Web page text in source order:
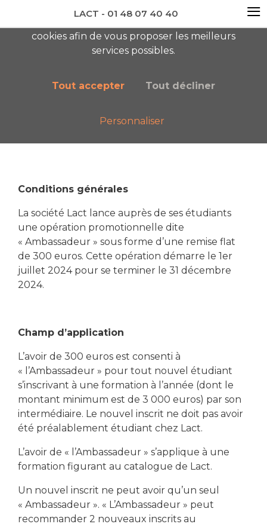
newsletter AC
Conditions générales
La société Lact lance auprès de ses étudiants
une opération promotionnelle dite
« Ambassadeur » sous forme d’une remise flat
de 300 euros. Cette opération démarre le 1er
juillet 2024 pour se terminer le 31 décembre
2024.
Champ d’application
L’avoir de 300 euros est consenti à
« l’Ambassadeur » pour tout nouvel étudiant
s’inscrivant à une formation à l’année (dont le
montant minimum est de 3 000 euros) par son
intermédiaire. Le nouvel inscrit ne doit pas avoir
été préalablement étudiant chez Lact.
L’avoir de « l’Ambassadeur » s’applique à une
formation figurant au catalogue de Lact.
Un nouvel inscrit ne peut avoir qu’un seul
« Ambassadeur ». « L’Ambassadeur » peut
recommander 2 nouveaux inscrits au
cookies afin de vous proposer les meilleurs
services possibles.
Tout accepter Tout décliner
Personnaliser
LACT - 01 48 07 40 40 ≡